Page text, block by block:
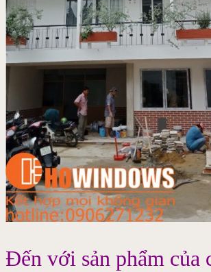
Đến với sản phẩm của